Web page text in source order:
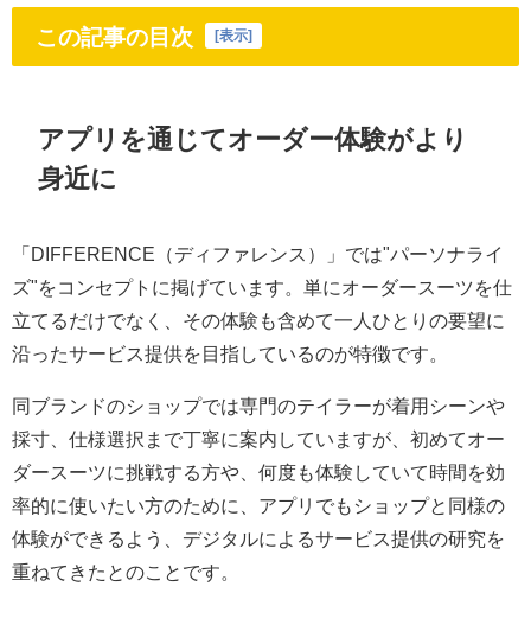
この記事の目次 [表示]
アプリを通じてオーダー体験がより
身近に
「DIFFERENCE（ディファレンス）」では"パーソナライ
ズ"をコンセプトに掲げています。単にオーダースーツを仕
立てるだけでなく、その体験も含めて一人ひとりの要望に
沿ったサービス提供を目指しているのが特徴です。
同ブランドのショップでは専門のテイラーが着用シーンや
採寸、仕様選択まで丁寧に案内していますが、初めてオー
ダースーツに挑戦する方や、何度も体験していて時間を効
率的に使いたい方のために、アプリでもショップと同様の
体験ができるよう、デジタルによるサービス提供の研究を
重ねてきたとのことです。